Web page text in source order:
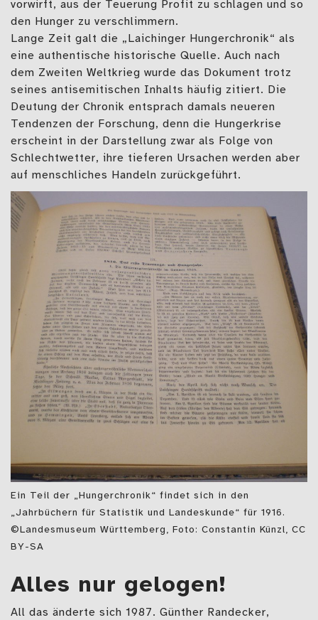
vorwirft, aus der Teuerung Profit zu schlagen und so
den Hunger zu verschlimmern.
Lange Zeit galt die „Laichinger Hungerchronik“ als
eine authentische historische Quelle. Auch nach
dem Zweiten Weltkrieg wurde das Dokument trotz
seines antisemitischen Inhalts häufig zitiert. Die
Deutung der Chronik entsprach damals neueren
Tendenzen der Forschung, denn die Hungerkrise
erscheint in der Darstellung zwar als Folge von
Schlechtwetter, ihre tieferen Ursachen werden aber
auf menschliches Handeln zurückgeführt.
Ein Teil der „Hungerchronik“ findet sich in den
„Jahrbüchern für Statistik und Landeskunde“ für 1916.
©Landesmuseum Württemberg, Foto: Constantin Künzl, CC
BY-SA
Alles nur gelogen!
All das änderte sich 1987. Günther Randecker,